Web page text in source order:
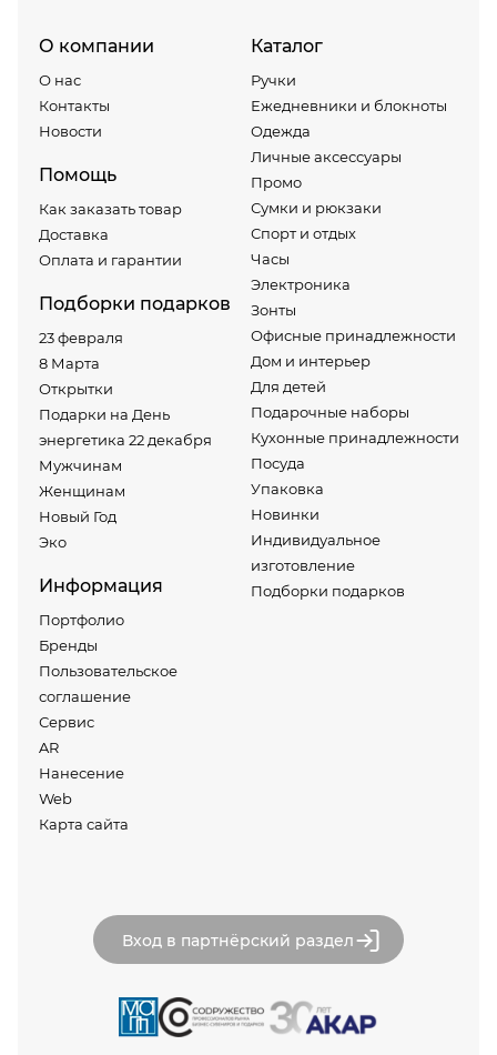
О компании
О нас
Контакты
Новости
Помощь
Как заказать товар
Доставка
Оплата и гарантии
Подборки подарков
23 февраля
8 Марта
Открытки
Подарки на День
энергетика 22 декабря
Мужчинам
Женщинам
Новый Год
Эко
Информация
Портфолио
Бренды
Пользовательское
соглашение
Сервис
AR
Нанесение
Web
Карта сайта
Каталог
Ручки
Ежедневники и блокноты
Одежда
Личные аксессуары
Промо
Сумки и рюкзаки
Спорт и отдых
Часы
Электроника
Зонты
Офисные принадлежности
Дом и интерьер
Для детей
Подарочные наборы
Кухонные принадлежности
Посуда
Упаковка
Новинки
Индивидуальное
изготовление
Подборки подарков
Вход в партнёрский раздел